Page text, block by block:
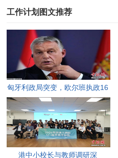
工作计划图文推荐
匈牙利政局突变，欧尔班执政16
年终结。
港中小校长与教师调研深